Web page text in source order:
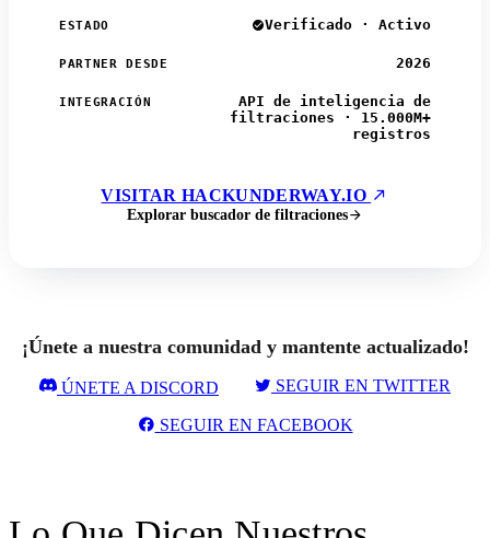
ESTADO Verificado · Activo
PARTNER DESDE 2026
INTEGRACIÓN
API de inteligencia de
filtraciones · 15.000M+
registros
VISITAR HACKUNDERWAY.IO
Explorar buscador de filtraciones
¡Únete a nuestra comunidad y mantente actualizado!
ÚNETE A DISCORD SEGUIR EN TWITTER
SEGUIR EN FACEBOOK